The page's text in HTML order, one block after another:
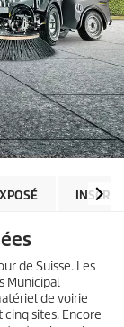
de Suisse. Les
Municipal
de voirie
sites. Encore